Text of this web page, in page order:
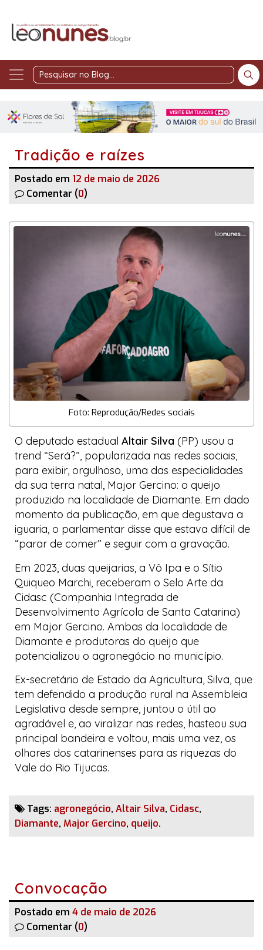
Pesquisar
Blog
Tradição e raízes
Postado em 12 de maio de 2026
Comentar (0)
Foto: Reprodução/Redes sociais
O deputado estadual Altair Silva (PP) usou a
trend “Será?”, popularizada nas redes sociais,
para exibir, orgulhoso, uma das especialidades
da sua terra natal, Major Gercino: o queijo
produzido na localidade de Diamante. Em dado
momento da publicação, em que degustava a
iguaria, o parlamentar disse que estava difícil de
“parar de comer” e seguir com a gravação.
Em 2023, duas queijarias, a Vô Ipa e o Sítio
Quiqueo Marchi, receberam o Selo Arte da
Cidasc (Companhia Integrada de
Desenvolvimento Agrícola de Santa Catarina)
em Major Gercino. Ambas da localidade de
Diamante e produtoras do queijo que
potencializou o agronegócio no município.
Ex-secretário de Estado da Agricultura, Silva, que
tem defendido a produção rural na Assembleia
Legislativa desde sempre, juntou o útil ao
agradável e, ao viralizar nas redes, hasteou sua
principal bandeira e voltou, mais uma vez, os
olhares dos catarinenses para as riquezas do
Vale do Rio Tijucas.
Tags: agronegócio, Altair Silva, Cidasc,
Diamante, Major Gercino, queijo.
Convocação
Postado em 4 de maio de 2026
Comentar (0)